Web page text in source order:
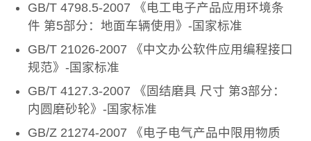
GB/T 4798.5-2007 《电工电子产品应用环境条
件 第5部分：地面车辆使用》-国家标准
GB/T 21026-2007 《中文办公软件应用编程接口
规范》-国家标准
GB/T 4127.3-2007 《固结磨具 尺寸 第3部分：
内圆磨砂轮》-国家标准
GB/Z 21274-2007 《电子电气产品中限用物质